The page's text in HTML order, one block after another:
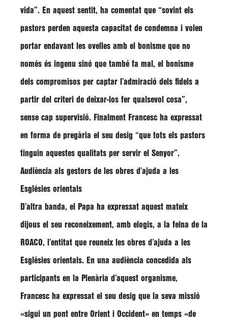
vida”. En aquest sentit, ha comentat que “sovint els
pastors perden aquesta capacitat de condemna i volen
portar endavant les ovelles amb el bonisme que no
només és ingenu sinó que també fa mal, el bonisme
dels compromisos per captar l’admiració dels fidels a
partir del criteri de deixar-los fer qualsevol cosa”,
sense cap supervisió. Finalment Francesc ha expressat
en forma de pregària el seu desig “que tots els pastors
tinguin aquestes qualitats per servir el Senyor”.
Audiència als gestors de les obres d’ajuda a les
Esglésies orientals
D’altra banda, el Papa ha expressat aquest mateix
dijous el seu reconeixement, amb elogis, a la feina de la
ROACO, l’entitat que reuneix les obres d’ajuda a les
Esglésies orientals. En una audiència concedida als
participants en la Plenària d’aquest organisme,
Francesc ha expressat el seu desig que la seva missió
«sigui un pont entre Orient i Occident» en temps «de